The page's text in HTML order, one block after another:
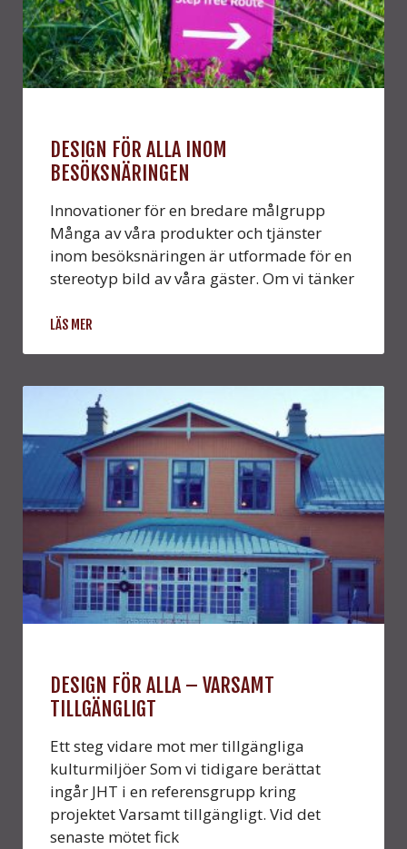
DESIGN FÖR ALLA INOM
BESÖKSNÄRINGEN
Innovationer för en bredare målgrupp
Många av våra produkter och tjänster
inom besöksnäringen är utformade för en
stereotyp bild av våra gäster. Om vi tänker
LÄS MER
DESIGN FÖR ALLA – VARSAMT
TILLGÄNGLIGT
Ett steg vidare mot mer tillgängliga
kulturmiljöer Som vi tidigare berättat
ingår JHT i en referensgrupp kring
projektet Varsamt tillgängligt. Vid det
senaste mötet fick